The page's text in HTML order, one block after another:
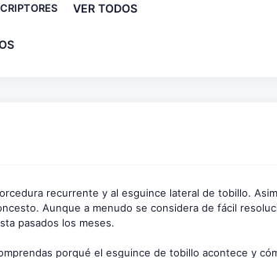
VER TODOS
recurrente y al esguince lateral de tobillo.
Aunque a menudo se considera de fácil
pasados los meses.
porqué el esguince de tobillo acontece y